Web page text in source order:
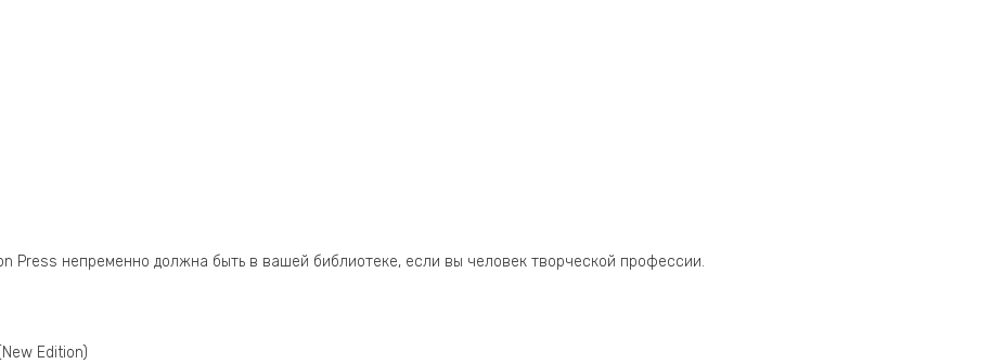
Press непременно должна быть в вашей библиотеке, если вы человек творческой профессии.
Edition)